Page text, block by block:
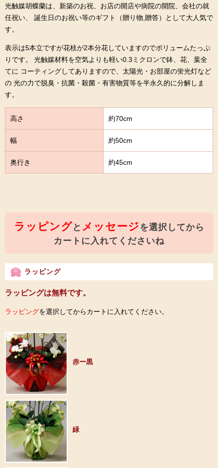
光触媒胡蝶蘭は、新築のお祝、お店の開店や病院の開院、会社の就
任祝い、 誕生日のお祝い等のギフト（贈り物,贈答）として大人気で
す。
表示は5本立ですが花枝が2本分花していますのでボリュームたっぷ
りです。 光触媒材料を空気よりも軽い0.3ミクロンで鉢、花、葉全
てに コーティングしてありますので、太陽光・お部屋の蛍光灯など
の 光の力で脱臭・抗菌・殺菌・有害物質等を半永久的に分解しま
す。
高さ 約70cm
幅 約50cm
奥行き 約45cm
ラッピングと メッセージ を選択してから
カートに入れてくださいね
ラッピング
ラッピングは無料です。
ラッピングを選択してからカートに入れてください。
赤ー黒
緑